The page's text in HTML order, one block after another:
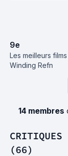
9e
Les meilleurs
Winding Refn
14 membres
(66)